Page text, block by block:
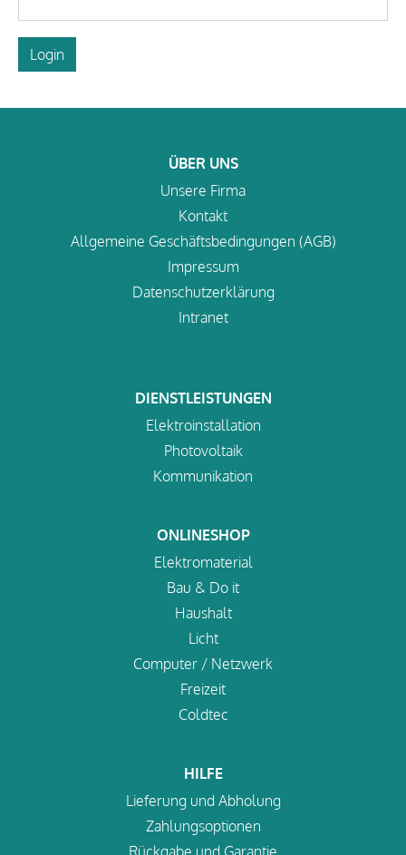
Login
ÜBER UNS
Unsere Firma
Kontakt
Allgemeine Geschäftsbedingungen (AGB)
Impressum
Datenschutzerklärung
Intranet
DIENSTLEISTUNGEN
Elektroinstallation
Photovoltaik
Kommunikation
ONLINESHOP
Elektromaterial
Bau & Do it
Haushalt
Licht
Computer / Netzwerk
Freizeit
Coldtec
HILFE
Lieferung und Abholung
Zahlungsoptionen
Rückgabe und Garantie